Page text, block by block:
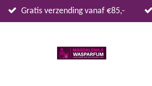
Gratis verzending vanaf €85,-